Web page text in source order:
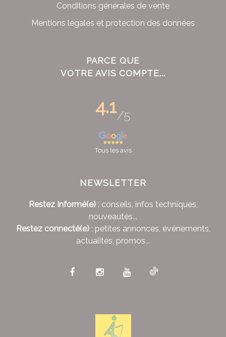
Conditions générales de vente
Mentions légales et protection des données
PARCE QUE
VOTRE AVIS COMPTE...
4.1/5
Tous les avis
NEWSLETTER
Restez Informé(e): conseils, infos techniques,
nouveautés...
Restez connecté(e): petites annonces, événements,
actualités, promos...